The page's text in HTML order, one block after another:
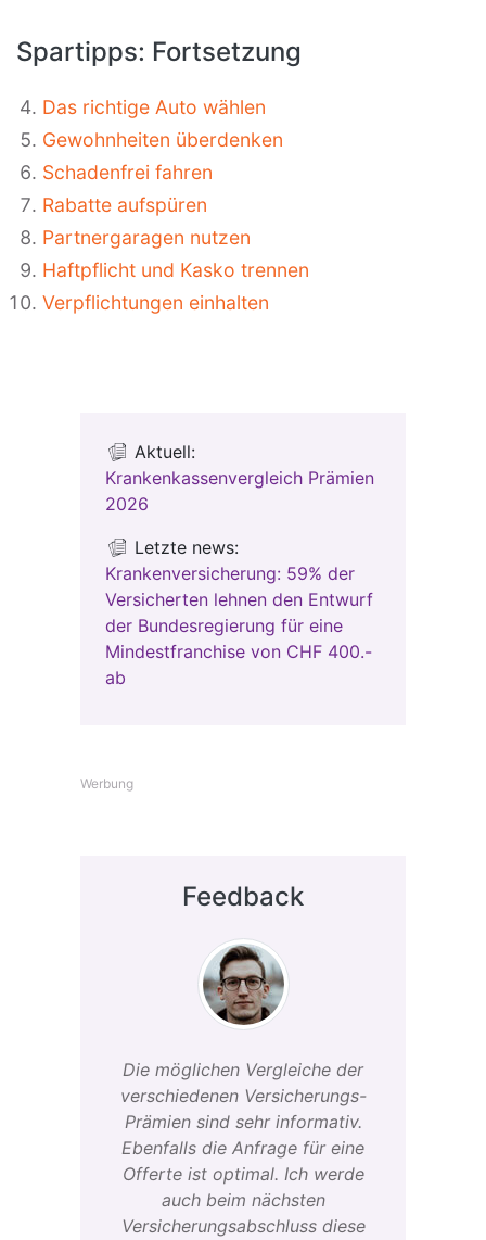
Spartipps: Fortsetzung
Das richtige Auto wählen
Gewohnheiten überdenken
Schadenfrei fahren
Rabatte aufspüren
Partnergaragen nutzen
Haftpflicht und Kasko trennen
Verpflichtungen einhalten
Aktuell:
Krankenkassenvergleich Prämien
2026
Letzte news:
Krankenversicherung: 59% der
Versicherten lehnen den Entwurf
der Bundesregierung für eine
Mindestfranchise von CHF 400.-
ab
Werbung
Feedback
Die möglichen Vergleiche der
verschiedenen Versicherungs-
Prämien sind sehr informativ.
Ebenfalls die Anfrage für eine
Offerte ist optimal. Ich werde
auch beim nächsten
Versicherungsabschluss diese